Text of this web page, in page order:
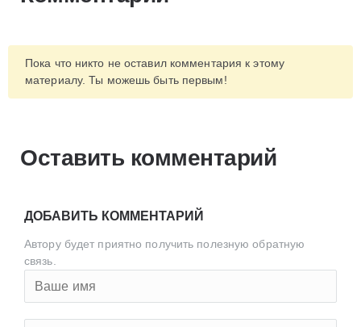
Пока что никто не оставил комментария к этому
материалу. Ты можешь быть первым!
Оставить комментарий
ДОБАВИТЬ КОММЕНТАРИЙ
Автору будет приятно получить полезную обратную
связь.